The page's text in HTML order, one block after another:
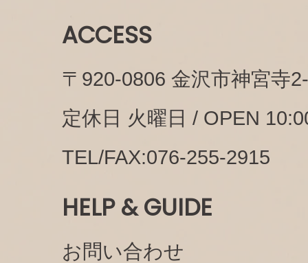
ACCESS
〒920-0806 金沢市神宮寺
定休日 火曜日 / OPEN
TEL/FAX:076-255-2915
HELP & GUIDE
お問い合わせ